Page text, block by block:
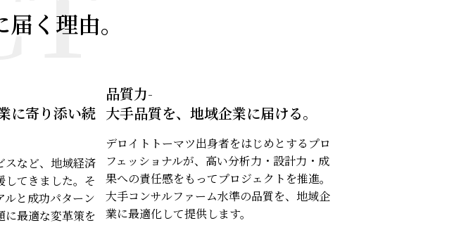
く理由。
に寄り添い続
スなど、地域経済
してきました。そ
ルと成功パターン
に最適な変革策を
品質力-
大手品質を、地域企業に届ける。
デロイトトーマツ出身者をはじめとするプロ
フェッショナルが、高い分析力・設計力・成
果への責任感をもってプロジェクトを推進。
大手コンサルファーム水準の品質を、地域企
業に最適化して提供します。